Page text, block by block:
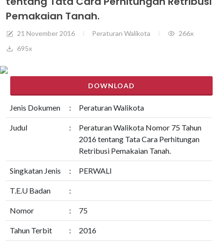
Pemakaian Tanah.
21 November 2016 Peraturan Walikota
266x
695x
DOWNLOAD
Jenis Dokumen : Peraturan Walikota
Judul :
Peraturan Walikota Nomor 75 Tahun
2016 tentang Tata Cara Perhitungan
Retribusi Pemakaian Tanah.
Singkatan Jenis : PERWALI
T.E.U Badan :
Nomor : 75
Tahun Terbit : 2016